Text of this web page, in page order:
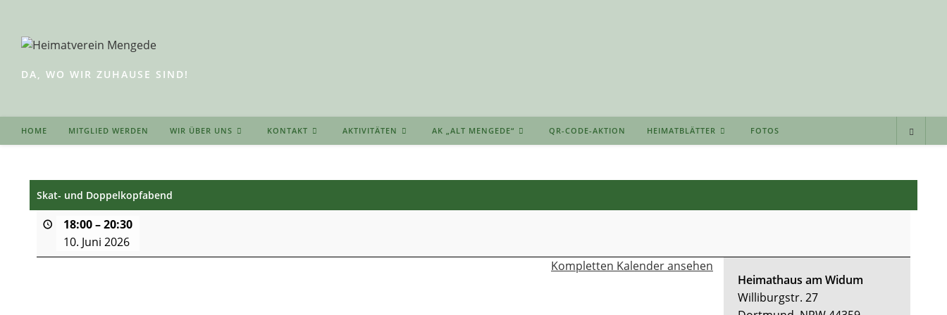
springen
DA, WO WIR ZUHAUSE SIND!
HOME MITGLIED WERDEN WIR ÜBER UNS KONTAKT AKTIVITÄTEN AK „ALT MENGEDE“ QR-CODE-AKTION HEIMATBLÄTTER FOTOS
Skat- und Doppelkopfabend
18:00–20:30
10. Juni 2026
Heimathaus am Widum
Williburgstr. 27
Kompletten Kalender ansehen